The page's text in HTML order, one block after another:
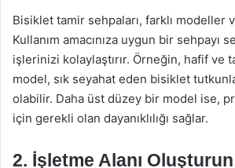
Bisiklet tamir sehpaları, farklı modeller
Kullanım amacınıza uygun bir sehpayı
işlerinizi kolaylaştırır. Örneğin, hafif ve
model, sık seyahat eden bisiklet
olabilir. Daha üst düzey bir model ise,
için gerekli olan dayanıklılığı sağlar.
2. İşletme Alanı Oluşturun